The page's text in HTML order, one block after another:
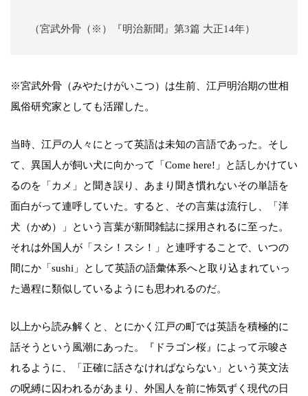
（宮武外骨（※）『明治新聞』第3篇 大正14年）
※宮武外骨（みやたけがいこつ）は生前、江戸明治期の世相
風俗研究家としても活躍した。
当時、江戸の人々にとって英語は未知の言語であった。そし
て、異国人が飼い犬に向かって「Come here!」と話しかけてい
るのを「カメ」と聞き誤り、あまり聞き慣れないその単語を
面白がって連呼していた。すると、その言葉は流行し、「洋
犬（かめ）」という言葉が新聞雑誌に採用されるに至った。
それは外国人が「スシ！スシ！」と連呼することで、いつの
間にか「sushi」として英語の語彙体系へと取り込まれていっ
た過程に類似しているようにも思われるのだ。
以上から読み解くと、とにかく江戸の町では英語を積極的に
話そうという風潮にあった。『ドラゴン桜』によって示唆さ
れるように、「正確に話さなければならない」という英文法
の呪縛に囚われるがあまり、外国人を前に怖気ずく現代の日